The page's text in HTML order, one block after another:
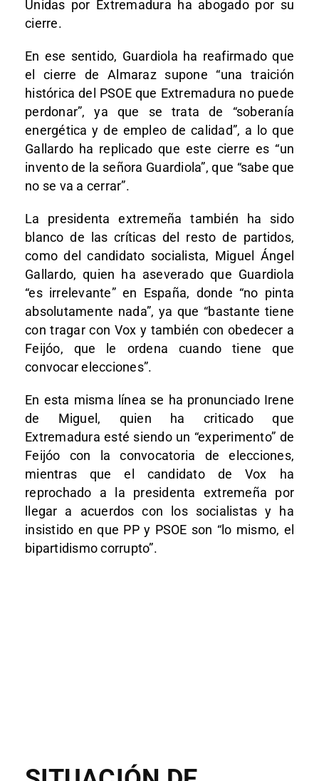
Unidas por Extremadura ha abogado por su
cierre.
En ese sentido, Guardiola ha reafirmado que
el cierre de Almaraz supone “una traición
histórica del PSOE que Extremadura no puede
perdonar”, ya que se trata de “soberanía
energética y de empleo de calidad”, a lo que
Gallardo ha replicado que este cierre es “un
invento de la señora Guardiola”, que “sabe que
no se va a cerrar”.
La presidenta extremeña también ha sido
blanco de las críticas del resto de partidos,
como del candidato socialista, Miguel Ángel
Gallardo, quien ha aseverado que Guardiola
“es irrelevante” en España, donde “no pinta
absolutamente nada”, ya que “bastante tiene
con tragar con Vox y también con obedecer a
Feijóo, que le ordena cuando tiene que
convocar elecciones”.
En esta misma línea se ha pronunciado Irene
de Miguel, quien ha criticado que
Extremadura esté siendo un “experimento” de
Feijóo con la convocatoria de elecciones,
mientras que el candidato de Vox ha
reprochado a la presidenta extremeña por
llegar a acuerdos con los socialistas y ha
insistido en que PP y PSOE son “lo mismo, el
bipartidismo corrupto”.